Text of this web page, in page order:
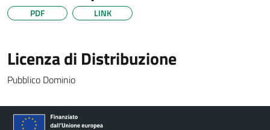
PDF LINK
Licenza di Distribuzione
Pubblico Dominio